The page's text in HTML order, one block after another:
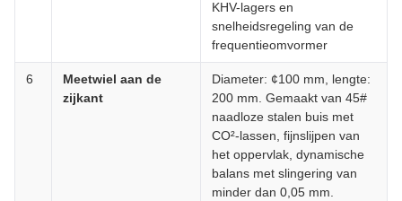
KHV-lagers en
snelheidsregeling van de
frequentieomvormer
6
Meetwiel aan de
zijkant
Diameter: ¢100 mm, lengte:
200 mm. Gemaakt van 45#
naadloze stalen buis met
CO²-lassen, fijnslijpen van
het oppervlak, dynamische
balans met slingering van
minder dan 0,05 mm.